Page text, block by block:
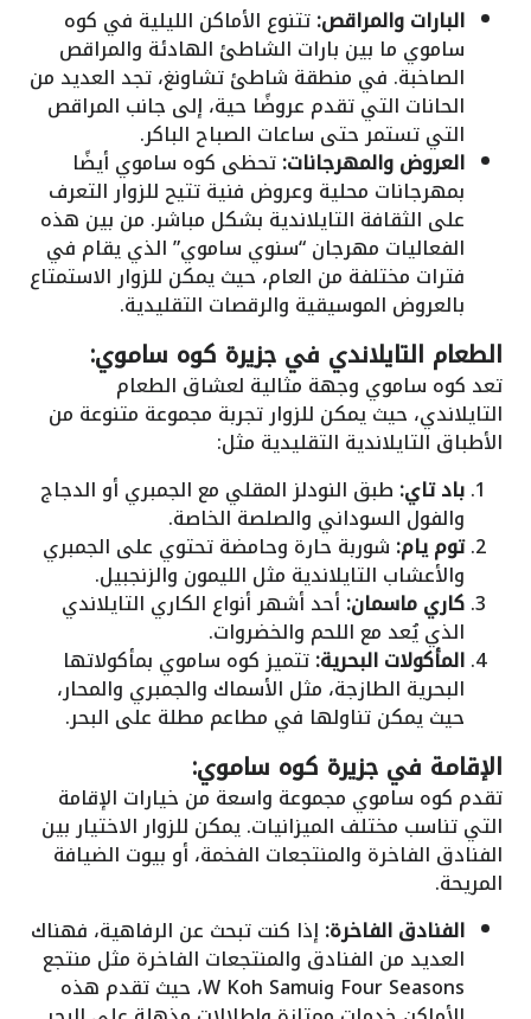
البارات والمراقص:تتنوع الأماكن الليلية في كوه
ساموي ما بين بارات الشاطئ الهادئة والمراقص
الصاخبة. في منطقة شاطئ تشاونغ، تجد العديد من
الحانات التي تقدم عروضًا حية، إلى جانب المراقص
التي تستمر حتى ساعات الصباح الباكر.
العروض والمهرجانات:تحظى كوه ساموي أيضًا
بمهرجانات محلية وعروض فنية تتيح للزوار التعرف
على الثقافة التايلاندية بشكل مباشر. من بين هذه
الفعاليات مهرجان “سنوي ساموي” الذي يقام في
فترات مختلفة من العام، حيث يمكن للزوار الاستمتاع
بالعروض الموسيقية والرقصات التقليدية.
الطعام التايلاندي في جزيرة كوه ساموي:
تعد كوه ساموي وجهة مثالية لعشاق الطعام
التايلاندي، حيث يمكن للزوار تجربة مجموعة متنوعة من
الأطباق التايلاندية التقليدية مثل:
باد تاي: طبق النودلز المقلي مع الجمبري أو الدجاج
والفول السوداني والصلصة الخاصة.
توم يام: شوربة حارة وحامضة تحتوي على الجمبري
والأعشاب التايلاندية مثل الليمون والزنجبيل.
كاري ماسمان: أحد أشهر أنواع الكاري التايلاندي
الذي يُعد مع اللحم والخضروات.
المأكولات البحرية:تتميز كوه ساموي بمأكولاتها
البحرية الطازجة، مثل الأسماك والجمبري والمحار،
حيث يمكن تناولها في مطاعم مطلة على البحر.
الإقامة في جزيرة كوه ساموي:
تقدم كوه ساموي مجموعة واسعة من خيارات الإقامة
التي تناسب مختلف الميزانيات. يمكن للزوار الاختيار بين
الفنادق الفاخرة والمنتجعات الفخمة، أو بيوت الضيافة
المريحة.
الفنادق الفاخرة: إذا كنت تبحث عن الرفاهية، فهناك
العديد من الفنادق والمنتجعات الفاخرة مثل منتجع
Four Seasons وW Koh Samui، حيث تقدم هذه